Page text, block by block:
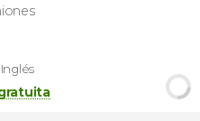
Inglés